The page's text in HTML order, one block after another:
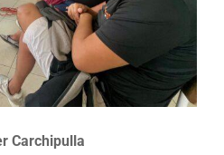
Carchipulla